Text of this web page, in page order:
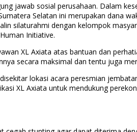
jawab sosial perusahaan. Dalam
Selatan ini merupakan dana
silaturahmi dengan kelompok
Initiative.
XL Axiata atas bantuan dan
secara maksimal dan tentu juga
lokasi acara peresmian
XL Axiata untuk mendukung